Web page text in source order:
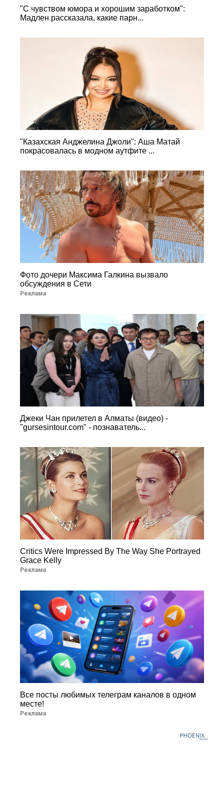
"С чувством юмора и хорошим заработком":
Мадлен рассказала, какие парн...
"Казахская Анджелина Джоли": Аша Матай
покрасовалась в модном аутфите ...
Фото дочери Максима Галкина вызвало
обсуждения в Сети
Реклама
Джеки Чан прилетел в Алматы (видео) -
"gursesintour.com" - познаватель...
Critics Were Impressed By The Way She Portrayed
Grace Kelly
Реклама
Все посты любимых телеграм каналов в одном
месте!
Реклама